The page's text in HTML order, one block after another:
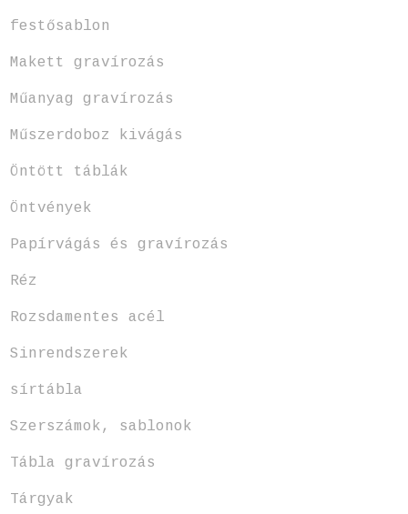
festősablon
Makett gravírozás
Műanyag gravírozás
Műszerdoboz kivágás
Öntött táblák
Öntvények
Papírvágás és gravírozás
Réz
Rozsdamentes acél
Sinrendszerek
sírtábla
Szerszámok, sablonok
Tábla gravírozás
Tárgyak